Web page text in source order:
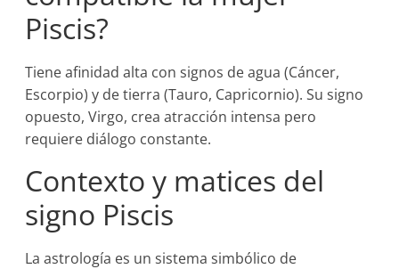
Piscis?
Tiene afinidad alta con signos de agua (Cáncer,
Escorpio) y de tierra (Tauro, Capricornio). Su signo
opuesto, Virgo, crea atracción intensa pero
requiere diálogo constante.
Contexto y matices del
signo Piscis
La astrología es un sistema simbólico de